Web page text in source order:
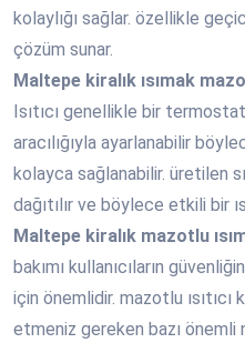
kolaylığı sağlar. özellikle
çözüm sunar.
Maltepe kiralık ısımak
Isıtıcı genellikle bir
aracılığıyla ayarlanabilir
kolayca sağlanabilir. üretilen
dağıtılır ve böylece etkili bir
Maltepe kiralık mazotlu
bakımı kullanıcıların
için önemlidir. mazotlu
etmeniz gereken bazı önemli